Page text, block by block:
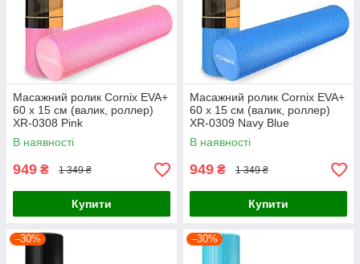
Масажний ролик Cornix EVA+
60 x 15 см (валик, роллер)
XR-0308 Pink
В наявності
949 ₴ 1 349 ₴
Купити
Масажний ролик Cornix EVA+
60 x 15 см (валик, роллер)
XR-0309 Navy Blue
В наявності
949 ₴ 1 349 ₴
Купити
–30% –30%